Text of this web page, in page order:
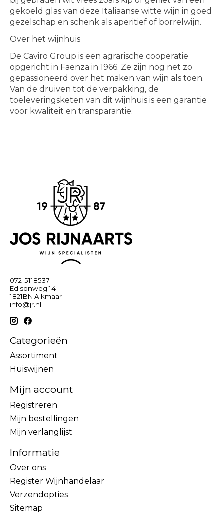
gekoeld glas van deze Italiaanse witte wijn in goed
gezelschap en schenk als aperitief of borrelwijn.
Over het wijnhuis
De Caviro Group is een agrarische coöperatie
opgericht in Faenza in 1966. Ze zijn nog net zo
gepassioneerd over het maken van wijn als toen.
Van de druiven tot de verpakking, de
toeleveringsketen van dit wijnhuis is een garantie
voor kwaliteit en transparantie.
072-5118537
Edisonweg 14
1821BN Alkmaar
info@jr.nl
Categorieën
Assortiment
Huiswijnen
Mijn account
Registreren
Mijn bestellingen
Mijn verlanglijst
Informatie
Over ons
Register Wijnhandelaar
Verzendopties
Sitemap